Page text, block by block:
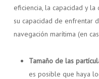
eficiencia, la capacidad y
su capacidad de enfrentar
navegación marítima (en
Tamaño de las
es posible que haya